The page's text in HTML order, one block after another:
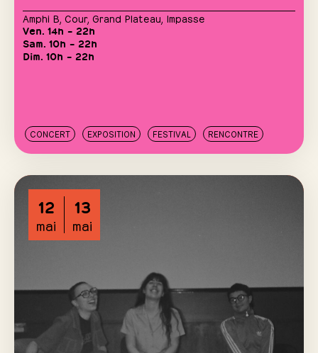
Amphi B Cour, Grand Plateau Impasse
Ven. 14h – 22h
Sam. 10h – 22h
Dim. 10h – 22h
CONCERT EXPOSITION FESTIVAL RENCONTRE
12
mai
13
mai